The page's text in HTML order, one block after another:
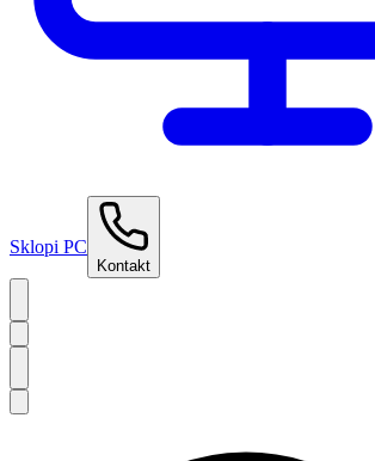
Sklopi PC
Kontakt